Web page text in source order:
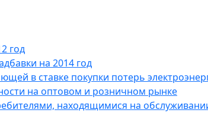
год
на 2014 год
в ставке покупки потерь
на оптовом и розничном рынке
находящимися на